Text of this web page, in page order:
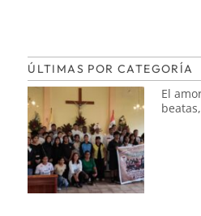
ÚLTIMAS POR CATEGORÍA
El